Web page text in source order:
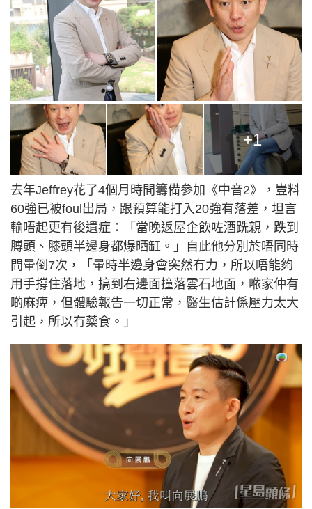
+1
去年Jeffrey花了4個月時間籌備參加《中音2》，豈料
60強已被foul出局，跟預算能打入20強有落差，坦言
輸唔起更有後遺症：「當晚返屋企飲咗酒跣親，跌到
膊頭、膝頭半邊身都爆晒缸。」自此他分別於唔同時
間暈倒7次，「暈時半邊身會突然冇力，所以唔能夠
用手撐住落地，搞到右邊面撞落雲石地面，𠵱家仲有
啲麻痺，但體驗報告一切正常，醫生估計係壓力太大
引起，所以冇藥食。」